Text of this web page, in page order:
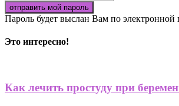
Пароль будет выслан Вам по электронной
Это интересно!
Как лечить простуду при